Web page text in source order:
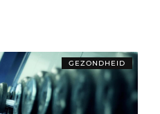
GEZONDHEID